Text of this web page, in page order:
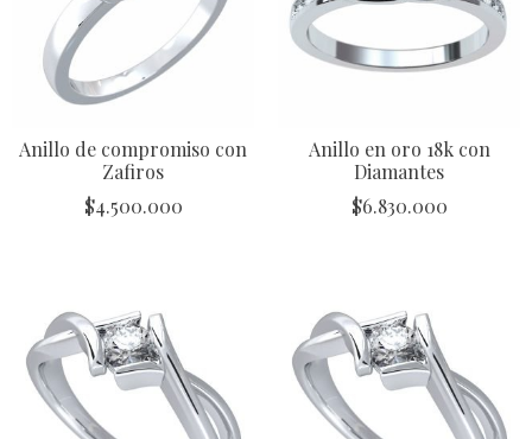
Anillo de compromiso con
Zafiros
$4.500.000
Anillo en oro 18k con
Diamantes
$6.830.000